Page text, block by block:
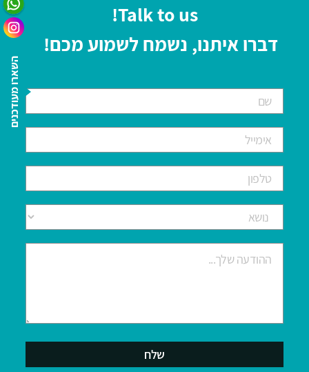
השארו מעודכנים
Talk to us!
דברו איתנו, נשמח לשמוע מכם!